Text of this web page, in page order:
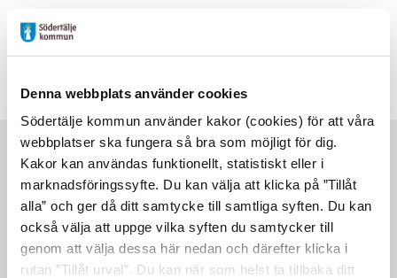
Denna webbplats använder cookies
Södertälje kommun använder kakor (cookies) för att våra
webbplatser ska fungera så bra som möjligt för dig.
Kakor kan användas funktionellt, statistiskt eller i
marknadsföringssyfte. Du kan välja att klicka på ”Tillåt
alla” och ger då ditt samtycke till samtliga syften. Du kan
också välja att uppge vilka syften du samtycker till
genom att välja dessa här nedan och därefter klicka i
rutan ”Tillåt urval”. Du kan när som helst ta tillbaka ditt
Futurum
Kura skymning
Start
/ Aktiviteter /Kura skymning
Lyssna på sidan Dela